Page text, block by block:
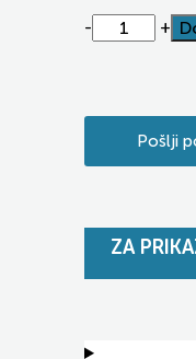
- +
Pošlji
ZA